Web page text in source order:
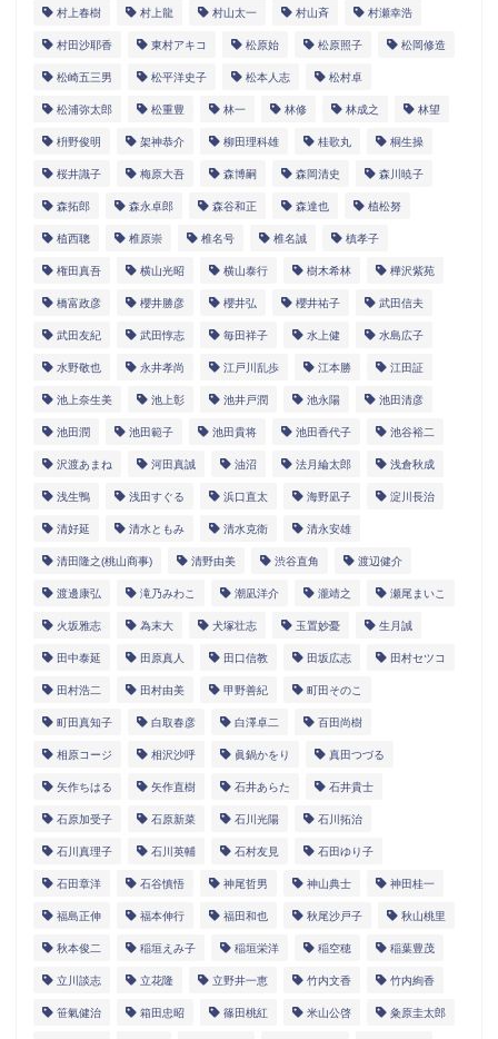
村上春樹 村上龍 村山太一 村山斉 村瀬幸浩
村田沙耶香 東村アキコ 松原始 松原照子 松岡修造
松崎五三男 松平洋史子 松本人志 松村卓
松浦弥太郎 松重豊 林一 林修 林成之 林望
枡野俊明 架神恭介 柳田理科雄 桂歌丸 桐生操
桜井識子 梅原大吾 森博嗣 森岡清史 森川暁子
森拓郎 森永卓郎 森谷和正 森達也 植松努
植西聰 椎原崇 椎名号 椎名誠 槙孝子
権田真吾 横山光昭 横山泰行 樹木希林 樺沢紫苑
橋富政彦 櫻井勝彦 櫻井弘 櫻井祐子 武田信夫
武田友紀 武田惇志 毎田祥子 水上健 水島広子
水野敬也 永井孝尚 江戸川乱歩 江本勝 江田証
池上奈生美 池上彰 池井戸潤 池永陽 池田清彦
池田潤 池田範子 池田貴将 池田香代子 池谷裕二
沢渡あまね 河田真誠 油沼 法月綸太郎 浅倉秋成
浅生鴨 浅田すぐる 浜口直太 海野凪子 淀川長治
清好延 清水ともみ 清水克衛 清永安雄
清田隆之(桃山商事) 清野由美 渋谷直角 渡辺健介
渡邊康弘 滝乃みわこ 潮凪洋介 瀧靖之 瀬尾まいこ
火坂雅志 為末大 犬塚壮志 玉置妙憂 生月誠
田中泰延 田原真人 田口信教 田坂広志 田村セツコ
田村浩二 田村由美 甲野善紀 町田そのこ
町田真知子 白取春彦 白澤卓二 百田尚樹
相原コージ 相沢沙呼 眞鍋かをり 真田つづる
矢作ちはる 矢作直樹 石井あらた 石井貴士
石原加受子 石原新菜 石川光陽 石川拓治
石川真理子 石川英輔 石村友見 石田ゆり子
石田章洋 石谷慎悟 神尾哲男 神山典士 神田桂一
福島正伸 福本伸行 福田和也 秋尾沙戸子 秋山桃里
秋本俊二 稲垣えみ子 稲垣栄洋 稲空穂 稲葉豊茂
立川談志 立花隆 立野井一恵 竹内文香 竹内絢香
笹氣健治 箱田忠昭 篠田桃紅 米山公啓 粂原圭太郎